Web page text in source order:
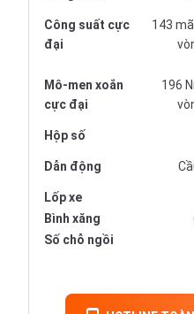
Công suất cực
đại
143
Mô-men xoắn
cực đại
196
Hộp số
Dẫn động
Lốp xe
Bình xăng
Số chỗ ngồi